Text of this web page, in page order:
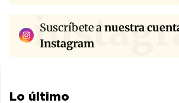
Suscríbete anuestra
Instagram
Lo último